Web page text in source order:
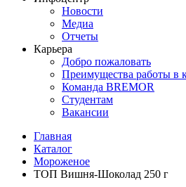
Новости
Медиа
Отчеты
Карьера
Добро пожаловать
Преимущества работы в
Команда BREMOR
Студентам
Вакансии
Главная
Каталог
Мороженое
ТОП Вишня-Шоколад 250 г